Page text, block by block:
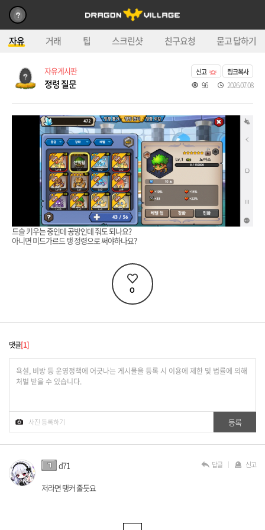
자유 거래 팁 스크린샷 친구요청 묻고 답하기
자유게시판
정령 질문
신고 링크복사
96 2026.07.08
드슬 키우는 중인데 공방인데 줘도 되나요?
아니면 미드가르드 탱 정령으로 써야하나요?
0
댓글 1
d71
저라면 탱커 줄듯요
답글 신고